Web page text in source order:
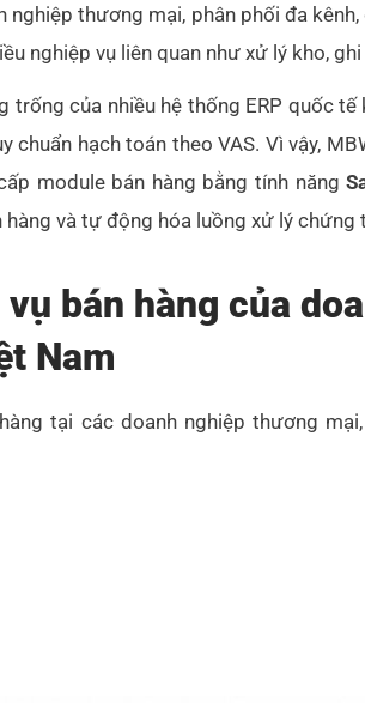
nghiệp thương mại, phân phối đa
nghiệp vụ liên quan như xử lý kho,
trống của nhiều hệ thống ERP quốc
chuẩn hạch toán theo VAS. Vì vậy,
module bán hàng bằng tính năng
hàng và tự động hóa luồng xử lý chứng
bán hàng của
Nam
tại các doanh nghiệp thương